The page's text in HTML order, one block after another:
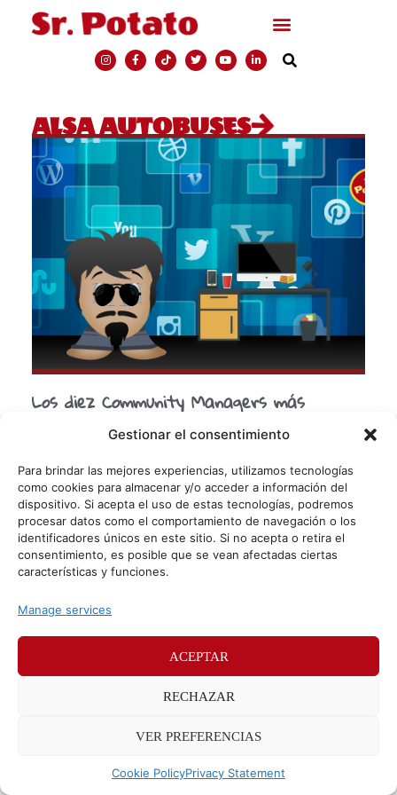
Gestionar el consentimiento
Para brindar las mejores experiencias, utilizamos tecnologías
como cookies para almacenar y/o acceder a información del
dispositivo. Si acepta el uso de estas tecnologías, podremos
procesar datos como el comportamiento de navegación o los
identificadores únicos en este sitio. Si no acepta o retira el
consentimiento, es posible que se vean afectadas ciertas
características y funciones.
Manage services
ACEPTAR
RECHAZAR
VER PREFERENCIAS
Cookie PolicyPrivacy Statement
ALSA AUTOBUSES
Los diez Community Managers más
molones del momento
convertí en Community Manager, he descubierto
muchísimas cosas y sobre todo he aprendido otras
muchas.
© Sr. Potato 2026
Políticas de privacidad